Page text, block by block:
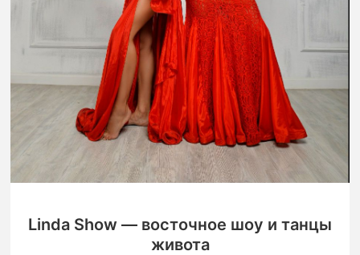
Linda Show — восточное шоу и танцы
живота